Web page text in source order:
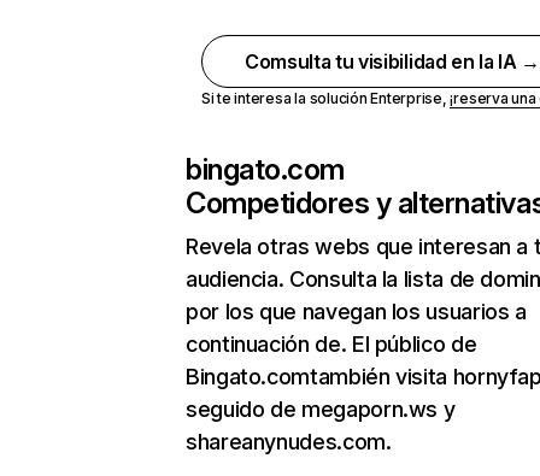
Comsulta tu visibilidad en la IA →
Si te interesa la solución Enterprise,¡reserva
bingato.com
Competidores y
Revela otras webs que interesan a
audiencia. Consulta la lista de
por los que navegan los usuarios a
continuación de. El público de
Bingato.comtambién visita
seguido de megaporn.ws y
shareanynudes.com.